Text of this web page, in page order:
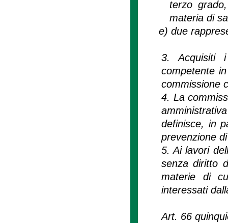
terzo
materia di
e)due
3. Acquisiti i
competente
commissione
4. La
definisce, in
prevenzione
5. Ai lavori
senza diritto
materie di
interessati
Art. 66